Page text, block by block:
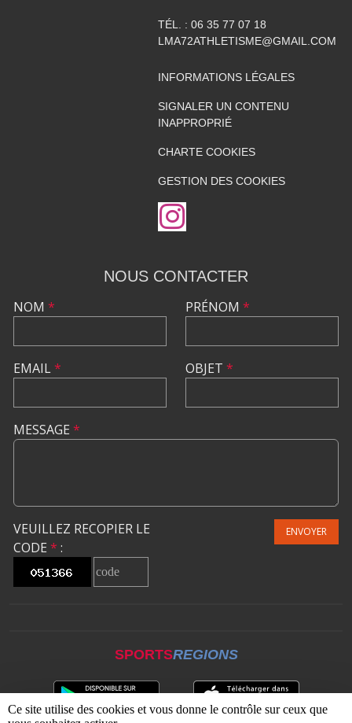
TÉL. : 06 35 77 07 18
LMA72ATHLETISME@GMAIL.COM
INFORMATIONS LÉGALES
SIGNALER UN CONTENU
INAPPROPRIÉ
CHARTE COOKIES
GESTION DES COOKIES
NOUS CONTACTER
NOM *
EMAIL*
PRÉNOM *
OBJET *
MESSAGE *
VEUILLEZ RECOPIER LE
CODE * :
ENVOYER
SPORTSREGIONS
Ce site utilise des cookies et vous donne le contrôle sur ceux que